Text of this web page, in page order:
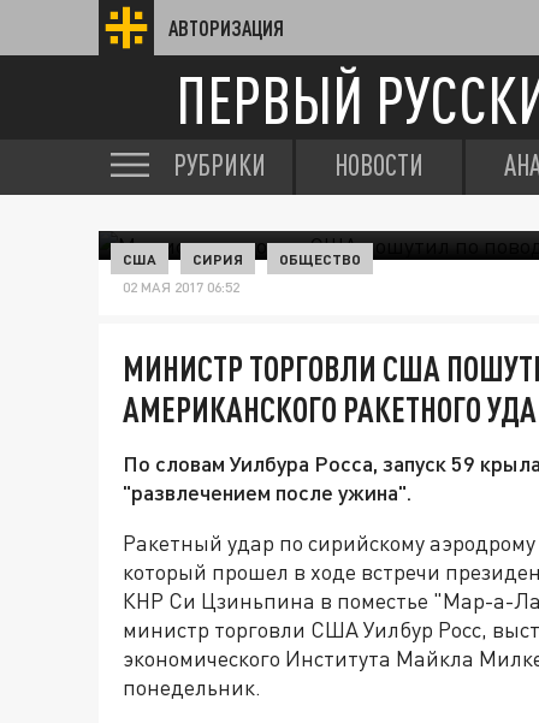
АВТОРИЗАЦИЯ
ПЕРВЫЙ
РУБРИКИ НОВОСТИ
США СИРИЯ ОБЩЕСТВО
02 МАЯ 2017 06:52
МИНИСТР ТОРГОВЛИ США
АМЕРИКАНСКОГО РАКЕТНОГО
По словам Уилбура Росса, запуск 59
"развлечением после ужина".
Ракетный удар по сирийскому
который прошел в ходе встречи
КНР Си Цзиньпина в поместье "Мар-а-
министр торговли США Уилбур Росс,
экономического Института Майкла
понедельник.